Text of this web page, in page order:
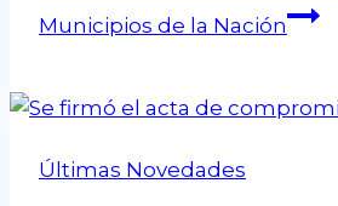
Municipios de la Nación
Últimas Novedades